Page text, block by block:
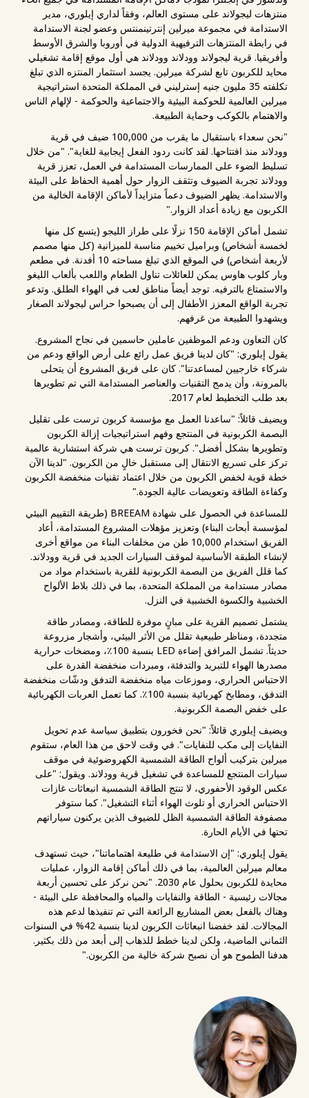
منتزهات ليجولاند على مستوى العالم، وفقاً لداري إيلوري، مدير
الاستدامة في مجموعة ميرلين إنترتينمنتس وعضو لجنة الاستدامة
في رابطة المنتزهات الترفيهية الدولية في أوروبا والشرق الأوسط
وأفريقيا. قرية ليجولاند وودلاند وودلاند هي أول موقع إقامة تشغيلي
محايد للكربون تابع لشركة ميرلين. يجسد استثمار المنتزه الذي تبلغ
تكلفته 35 مليون جنيه إسترليني في المملكة المتحدة استراتيجية
ميرلين العالمية للحوكمة البيئية والاجتماعية والحوكمة - لإلهام الناس
والاهتمام بالكوكب وحماية الطبيعة.
"نحن سعداء باستقبال ما يقرب من 100,000 ضيف في قرية
وودلاند منذ افتتاحها. لقد كانت ردود الفعل إيجابية للغاية". "من خلال
تسليط الضوء على الممارسات المستدامة في العمل، تعزز قرية
وودلاند تجربة الضيوف وتثقف الزوار حول أهمية الحفاظ على البيئة
والاستدامة. يظهر الضيوف دعماً متزايداً لأماكن الإقامة الخالية من
الكربون مع زيادة أعداد الزوار."
تشمل أماكن الإقامة 150 نزلًا على طراز الليجو (يتسع كل منها
لخمسة أشخاص) وبراميل تخييم مناسبة للميزانية (كل منها مصمم
لأربعة أشخاص) في الموقع الذي تبلغ مساحته 10 أفدنة. في مطعم
وبار كلوب هاوس يمكن للعائلات تناول الطعام واللعب بألعاب الليغو
والاستمتاع بالترفيه. توجد أيضاً مناطق لعب في الهواء الطلق. وتدعو
تجربة الواقع المعزز الأطفال إلى أن يصبحوا حراس ليجولاند الصغار
ويشهدوا الطبيعة من غرفهم.
كان التعاون ودعم الموظفين عاملين حاسمين في نجاح المشروع.
يقول إيلوري: "كان لدينا فريق عمل رائع على أرض الواقع ودعم من
شركاء خارجيين لمساعدتنا". كان على فريق المشروع أن يتحلى
بالمرونة، وأن يدمج التقنيات والعناصر المستدامة التي تم تطويرها
بعد طلب التخطيط لعام 2017.
ويضيف قائلاً: "ساعدنا العمل مع مؤسسة كربون ترست على تقليل
البصمة الكربونية في المنتجع وفهم استراتيجيات إزالة الكربون
وتطويرها بشكل أفضل". كربون ترست هي شركة استشارية عالمية
تركز على تسريع الانتقال إلى مستقبل خالٍ من الكربون. "لدينا الآن
خطة قوية لخفض الكربون من خلال اعتماد تقنيات منخفضة الكربون
وكفاءة الطاقة وتعويضات عالية الجودة."
للمساعدة في الحصول على شهادة BREEAM (طريقة التقييم البيئي
لمؤسسة أبحاث البناء) وتعزيز مؤهلات المشروع المستدامة، أعاد
الفريق استخدام 10,000 طن من مخلفات البناء من مواقع أخرى
لإنشاء الطبقة الأساسية لموقف السيارات الجديد في قرية وودلاند.
كما قلل الفريق من البصمة الكربونية للقرية باستخدام مواد من
مصادر مستدامة من المملكة المتحدة، بما في ذلك بلاط الألواح
الخشبية والكسوة الخشبية في النزل.
يشتمل تصميم القرية على مبانٍ موفرة للطاقة، ومصادر طاقة
متجددة، ومناظر طبيعية تقلل من الأثر البيئي، وأشجار مزروعة
حديثاً. تشمل المرافق إضاءة LED بنسبة 100٪، ومضخات حرارية
مصدرها الهواء للتبريد والتدفئة، ومبردات منخفضة القدرة على
الاحتباس الحراري، وموزعات مياه منخفضة التدفق ودشّات منخفضة
التدفق، ومطابخ كهربائية بنسبة 100٪. كما تعمل العربات الكهربائية
على خفض البصمة الكربونية.
ويضيف إيلوري قائلاً: "نحن فخورون بتطبيق سياسة عدم تحويل
النفايات إلى مكب للنفايات". في وقت لاحق من هذا العام، ستقوم
ميرلين بتركيب ألواح الطاقة الشمسية الكهروضوئية في موقف
سيارات المنتجع للمساعدة في تشغيل قرية وودلاند. ويقول: "على
عكس الوقود الأحفوري، لا تنتج الطاقة الشمسية انبعاثات غازات
الاحتباس الحراري أو تلوث الهواء أثناء التشغيل". كما ستوفر
مصفوفة الطاقة الشمسية الظل للضيوف الذين يركنون سياراتهم
تحتها في الأيام الحارة.
يقول إيلوري: "إن الاستدامة في طليعة اهتماماتنا"، حيث تستهدف
معالم ميرلين العالمية، بما في ذلك أماكن إقامة الزوار، عمليات
محايدة للكربون بحلول عام 2030. "نحن نركز على تحسين أربعة
مجالات رئيسية - الطاقة والنفايات والمياه والمحافظة على البيئة -
وهناك بالفعل بعض المشاريع الرائعة التي تم تنفيذها لدعم هذه
المجالات. لقد خفضنا انبعاثات الكربون لدينا بنسبة 42% في السنوات
الثماني الماضية، ولكن لدينا خطط للذهاب إلى أبعد من ذلك بكثير.
هدفنا الطموح هو أن نصبح شركة خالية من الكربون."